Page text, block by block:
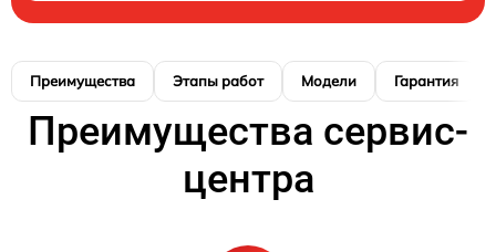
Преимущества Этапы работ Модели Гарантия
Преимущества сервис-
центра